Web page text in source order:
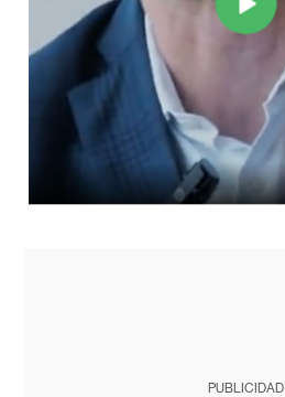
PUBLICIDAD